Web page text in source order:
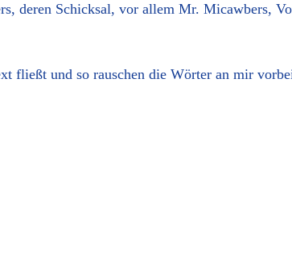
deren Schicksal, vor allem Mr. Micawbers,
fließt und so rauschen die Wörter an mir